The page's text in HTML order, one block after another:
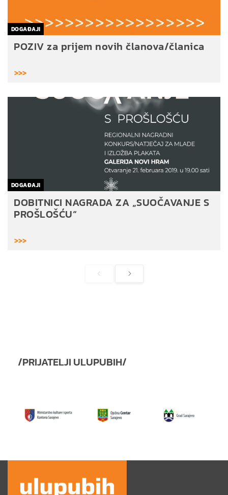
DOGAĐAJI
POZIV za prijem novih članova/članica
>>>
DOGAĐAJI
DOBITNICI NAGRADA ZA „SUOČAVANJE S
PROŠLOŠĆU“
>>>
/PRIJATELJI ULUPUBIH/